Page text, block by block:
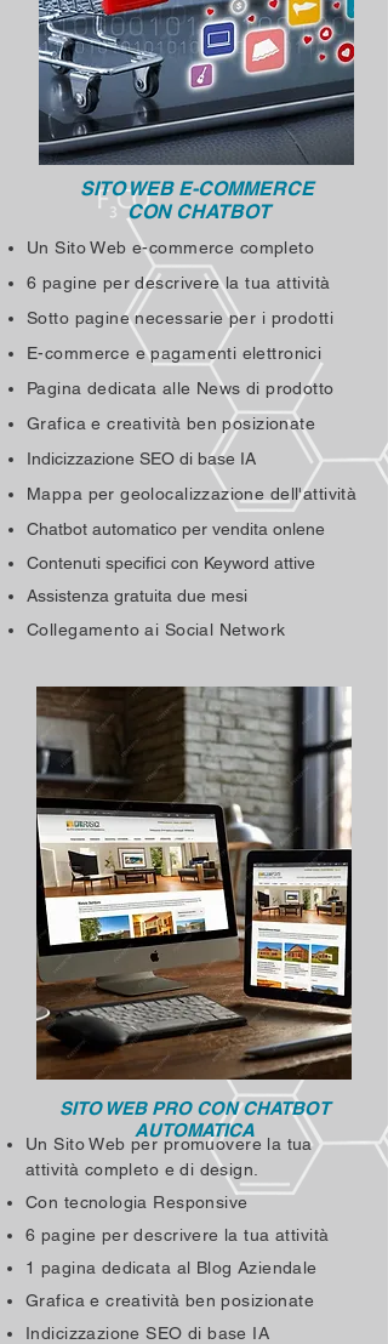
SITO WEB E-COMMERCE
CON CHATBOT
SITO WEB PRO CON CHATBOT
AUTOMATICA
Un Sito Web e-commerce completo
6 pagine per descrivere la tua attività
Sotto pagine necessarie per i prodotti
E-commerce e pagamenti elettronici
Pagina dedicata alle News di prodotto
Grafica e creatività ben posizionate
Indicizzazione SEO di base IA
Mappa per geolocalizzazione dell'attività
Chatbot automatico per vendita onlene
Contenuti specifici con Keyword attive
Assistenza gratuita due mesi
Collegamento ai Social Network
Un Sito Web per promuovere la tua
attività completo e di design.
Con tecnologia Responsive
6 pagine per descrivere la tua attività
1 pagina dedicata al Blog Aziendale
Grafica e creatività ben posizionate
Indicizzazione SEO di base IA